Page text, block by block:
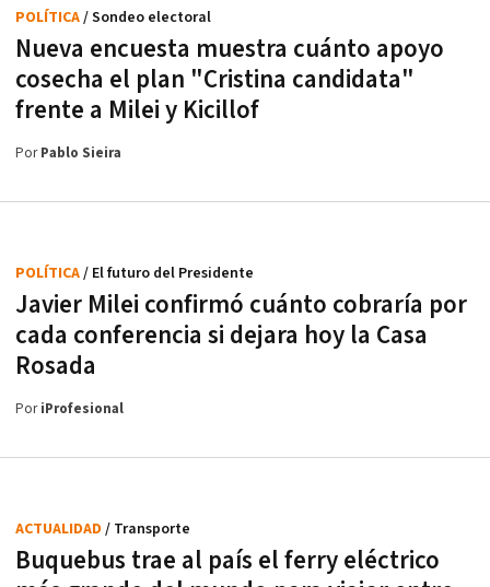
Nueva encuesta muestra cuánto apoyo
cosecha el plan "Cristina candidata"
frente a Milei y Kicillof
POLÍTICA/ Sondeo electoral
PorPablo Sieira
Javier Milei confirmó cuánto cobraría por
cada conferencia si dejara hoy la Casa
Rosada
POLÍTICA/ El futuro del Presidente
PoriProfesional
Buquebus trae al país el ferry eléctrico
ACTUALIDAD / Transporte